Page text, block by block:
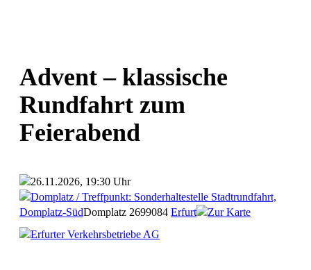
Advent – klassische
Rundfahrt zum
Feierabend
26.11.2026, 19:30 Uhr
Domplatz / Treffpunkt: Sonderhaltestelle Stadtrundfahrt,
Domplatz-SüdDomplatz 2699084 Erfurt
Zur Karte
Erfurter Verkehrsbetriebe AG